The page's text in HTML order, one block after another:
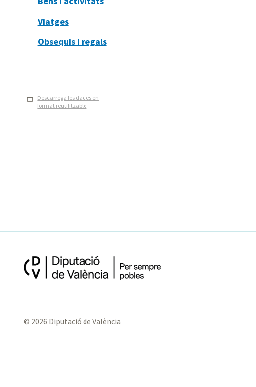
Viatges
Obsequis i regals
Descarrega les dades en
format reutilitzable
© 2026 Diputació de València